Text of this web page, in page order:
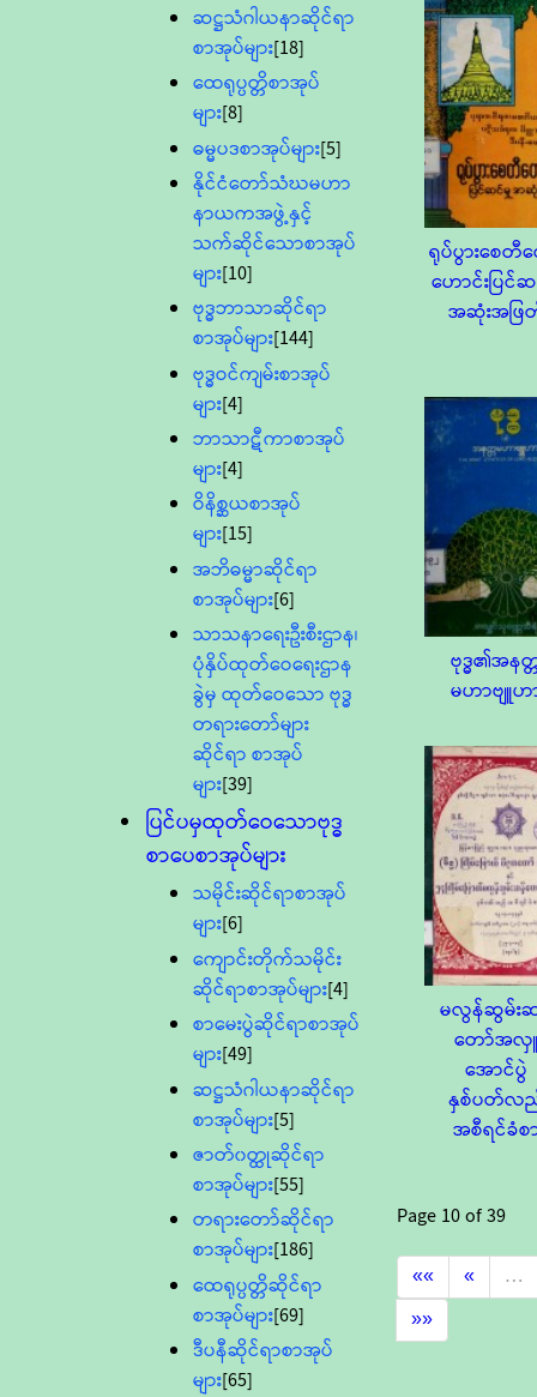
ဆဋ္ဌသံဂါယနာဆိုင်ရာ
စာအုပ်များ[18]
ထေရုပ္ပတ္တိစာအုပ်
များ[8]
ဓမ္မပဒစာအုပ်များ[5]
နိုင်ငံတော်သံဃမဟာ
နာယကအဖွဲ့နှင့်
သက်ဆိုင်သောစာအုပ်
များ[10]
ဗုဒ္ဓဘာသာဆိုင်ရာ
စာအုပ်များ[144]
ဗုဒ္ဓဝင်ကျမ်းစာအုပ်
များ[4]
ဘာသာဋီကာစာအုပ်
များ[4]
ဝိနိစ္ဆယစာအုပ်
များ[15]
အဘိဓမ္မာဆိုင်ရာ
စာအုပ်များ[6]
သာသနာရေးဦးစီးဌာန၊
ပုံနှိပ်ထုတ်ဝေရေးဌာန
ခွဲမှ ထုတ်ဝေသော ဗုဒ္ဓ
တရားတော်များ
ဆိုင်ရာ စာအုပ်
များ[39]
ပြင်ပမှထုတ်ဝေသောဗုဒ္ဓ
စာပေစာအုပ်များ
သမိုင်းဆိုင်ရာစာအုပ်
များ[6]
ကျောင်းတိုက်သမိုင်း
ဆိုင်ရာစာအုပ်များ[4]
စာမေးပွဲဆိုင်ရာစာအုပ်
များ[49]
ဆဋ္ဌသံဂါယနာဆိုင်ရာ
စာအုပ်များ[5]
ဇာတ်၀တ္ထုဆိုင်ရာ
စာအုပ်များ[55]
တရားတော်ဆိုင်ရာ
စာအုပ်များ[186]
ထေရုပ္ပတ္တိဆိုင်ရာ
စာအုပ်များ[69]
ဒီပနီဆိုင်ရာစာအုပ်
များ[65]
ရုပ်ပွားစေတီ
ဟောင်းပြင်
အဆုံးအဖြ
ဗုဒ္ဓ၏အနတ္
မဟာဗျူဟ
မလွန်ဆွမ်း
တော်အ
အောင်ပွဲ
နှစ်ပတ်လ
အစီရင်ခံစ
Page10of39
««
«
…
»»